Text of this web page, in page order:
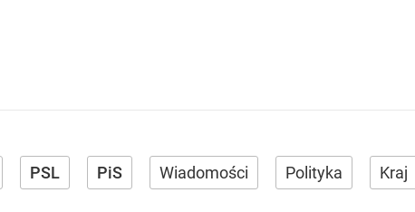
PSL PiS Wiadomości Polityka Kraj